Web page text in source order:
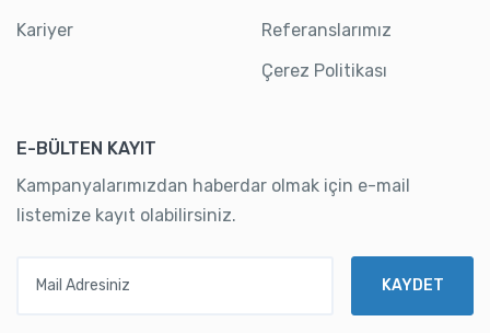
Kariyer
Referanslarımız
Çerez Politikası
E-BÜLTEN KAYIT
Kampanyalarımızdan haberdar olmak için e-mail
listemize kayıt olabilirsiniz.
KAYDET